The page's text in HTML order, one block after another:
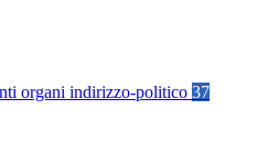
organi indirizzo-politico 37